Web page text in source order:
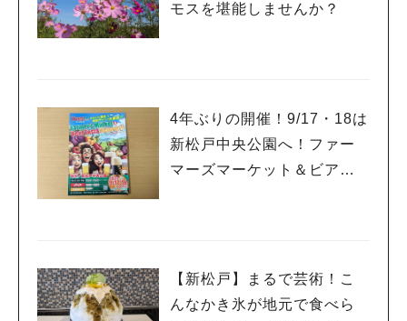
モスを堪能しませんか？
4年ぶりの開催！9/17・18は
新松戸中央公園へ！ファー
マーズマーケット＆ビアフ
【新松戸】まるで芸術！こ
んなかき氷が地元で食べら